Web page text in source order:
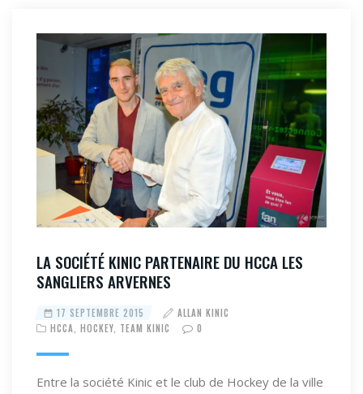
LA SOCIÉTÉ KINIC PARTENAIRE DU HCCA LES
SANGLIERS ARVERNES
17 SEPTEMBRE 2015
ALLAN KINIC
HCCA HOCKEY TEAM KINIC 0
Entre la société Kinic et le club de Hockey de la ville